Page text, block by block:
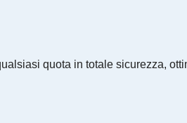
quota in totale sicurezza,